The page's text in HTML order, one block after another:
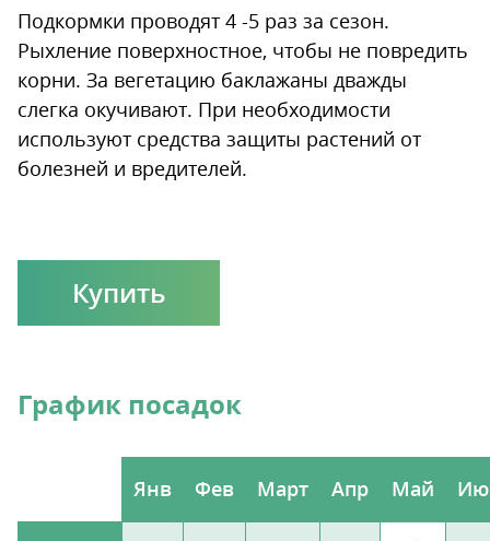
Подкормки проводят 4 -5 раз за сезон.
Рыхление поверхностное, чтобы не повредить
корни. За вегетацию баклажаны дважды
слегка окучивают. При необходимости
используют средства защиты растений от
болезней и вредителей.
Купить
График посадок
Янв Фев Март Апр Май